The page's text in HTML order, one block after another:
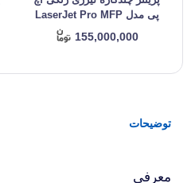
پی مدل LaserJet Pro MFP
M277dw
155,000,000
توضیحات
معرفی